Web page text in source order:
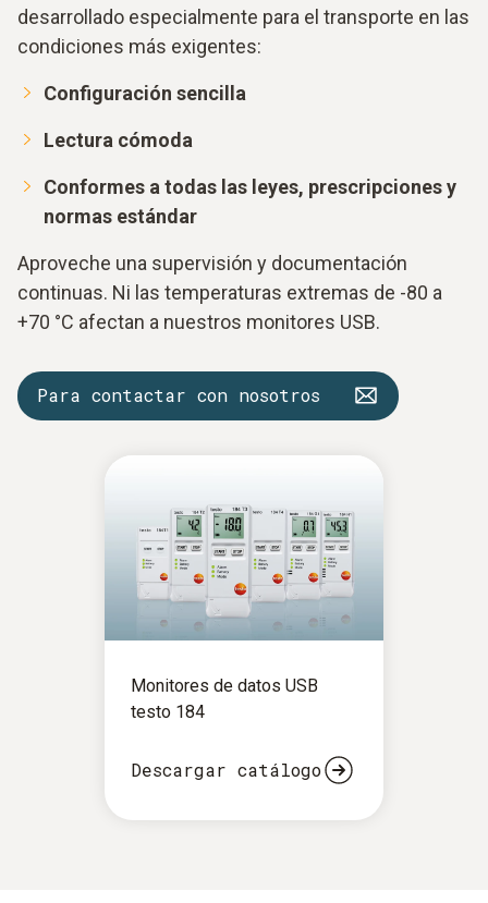
desarrollado especialmente para el transporte en las
condiciones más exigentes:
Configuración sencilla
Lectura cómoda
Conformes a todas las leyes, prescripciones y
normas estándar
Aproveche una supervisión y documentación
continuas. Ni las temperaturas extremas de -80 a
+70 °C afectan a nuestros monitores USB.
Para contactar con nosotros
Monitores de datos USB
testo 184
Descargar catálogo